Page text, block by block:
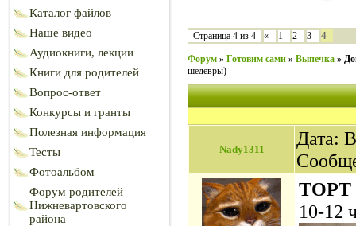
Каталог файлов
Наше видео
Аудиокниги, лекции
Книги для родителей
Вопрос-ответ
Конкурсы и гранты
Полезная информация
Тесты
Фотоальбом
Форум родителей
Нижневартовского
района
Страница 4 из 4 « 1 2 3 4
Форум » Готовим сами » Выпечка »
шедевры)
Nady1311
Дата:
ТОРТ
10-12